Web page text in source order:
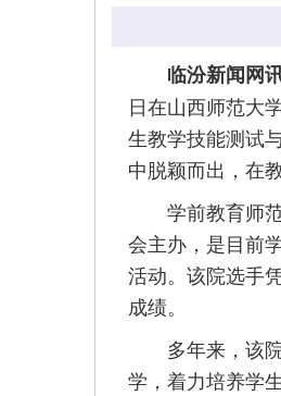
临汾新闻网
日在山西师范大
生教学技能测试
中脱颖而出，在
学前教育师范
会主办，是目前
活动。该院选手
成绩。
多年来，该院
学，着力培养学